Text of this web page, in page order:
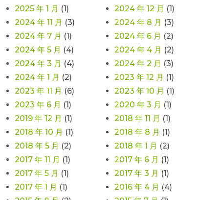
2025 年 1 月 (1) 2024 年 12 月 (1)
2024 年 11 月 (3) 2024 年 8 月 (3)
2024 年 7 月 (1) 2024 年 6 月 (2)
2024 年 5 月 (4) 2024 年 4 月 (2)
2024 年 3 月 (4) 2024 年 2 月 (3)
2024 年 1 月 (2) 2023 年 12 月 (1)
2023 年 11 月 (6) 2023 年 10 月 (1)
2023 年 6 月 (1) 2020 年 3 月 (1)
2019 年 12 月 (1) 2018 年 11 月 (1)
2018 年 10 月 (1) 2018 年 8 月 (1)
2018 年 5 月 (2) 2018 年 1 月 (2)
2017 年 11 月 (1) 2017 年 6 月 (1)
2017 年 5 月 (1) 2017 年 3 月 (1)
2017 年 1 月 (1) 2016 年 4 月 (4)